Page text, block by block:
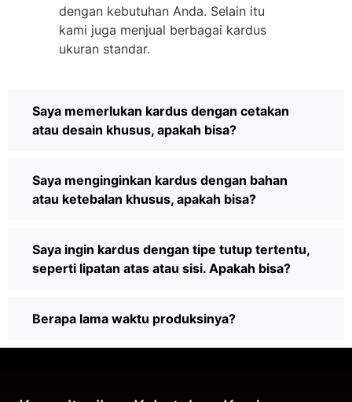
dengan kebutuhan Anda. Selain itu
kami juga menjual berbagai kardus
ukuran standar.
Saya memerlukan kardus dengan cetakan
atau desain khusus, apakah bisa?
Saya menginginkan kardus dengan bahan
atau ketebalan khusus, apakah bisa?
Saya ingin kardus dengan tipe tutup tertentu,
seperti lipatan atas atau sisi. Apakah bisa?
Berapa lama waktu produksinya?